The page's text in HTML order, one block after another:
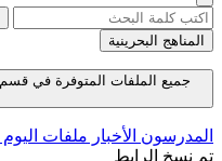
المناهج البحرينية
المدرسون الأخبار ملفات اليوم
تم نسخ الرابط